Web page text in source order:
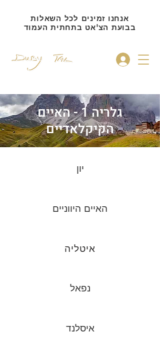
אנחנו זמינים לכל השאלות
בבועת הצ'אט בתחתית העמוד
גלריה 1 - האיים
הקיקלאדיים
יון
האיים היווניים
איטליה
נפאל
איסלנד